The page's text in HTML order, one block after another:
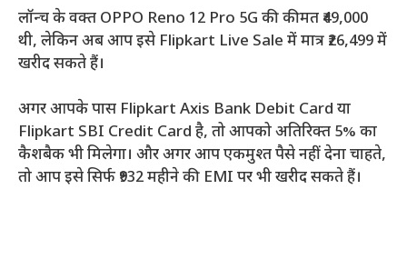
लॉन्च के वक्त OPPO Reno 12 Pro 5G की कीमत ₹49,000
थी, लेकिन अब आप इसे Flipkart Live Sale में मात्र ₹26,499 में
खरीद सकते हैं।
अगर आपके पास Flipkart Axis Bank Debit Card या
Flipkart SBI Credit Card है, तो आपको अतिरिक्त 5% का
कैशबैक भी मिलेगा। और अगर आप एकमुश्त पैसे नहीं देना चाहते,
तो आप इसे सिर्फ ₹932 महीने की EMI पर भी खरीद सकते हैं।